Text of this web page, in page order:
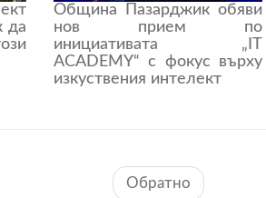
да
Община Пазарджик обяви
нов прием по
инициативата „IT
ACADEMY“ с фокус върху
изкуствения интелект
Обратно